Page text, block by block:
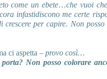
come un ebete…che vuoi
infastidiscono me certe
crescere per capire. Non
ci aspetta – provo così…
Non posso colorare